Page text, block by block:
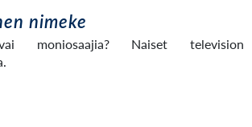
nimeke
moniosaajia? Naiset television